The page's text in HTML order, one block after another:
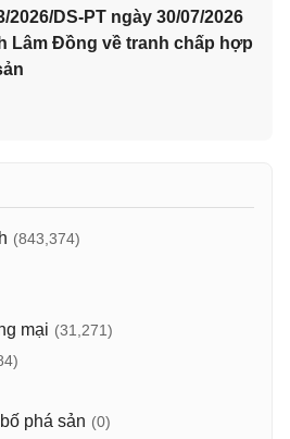
2026/DS-PT ngày 30/07/2026
Lâm Đồng về tranh chấp hợp
(843,374)
mại (31,271)
phá sản (0)